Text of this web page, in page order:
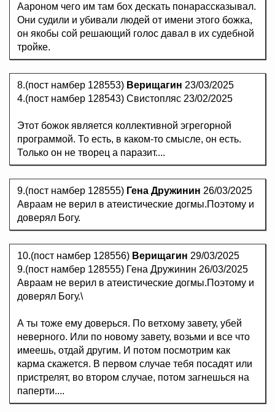
Аароном чего им там бох дескать понарассказывал.
Они судили и убивали людей от имени этого божка,
он якобы сой решающий голос давал в их судебной
тройке.
8.(пост намбер 128553) Верищагин 23/03/2025
4.(пост намбер 128543) Свистопляс 23/02/2025
Этот божок является коллективной эгрегорной
программой. То есть, в каком-то смысле, он есть.
Только он не творец а паразит....
9.(пост намбер 128555) Гена Дружинин 26/03/2025
Авраам не верил в атеистические догмы.Поэтому и
доверял Богу.
10.(пост намбер 128556) Верищагин 29/03/2025
9.(пост намбер 128555) Гена Дружинин 26/03/2025
Авраам не верил в атеистические догмы.Поэтому и
доверял Богу.\
А ты тоже ему доверься. По ветхому завету, убей
неверного. Или по новому завету, возьми и все что
имеешь, отдай другим. И потом посмотрим как
карма скажется. В первом случае тебя посадят или
пристрелят, во втором случае, потом загнешься на
паперти....